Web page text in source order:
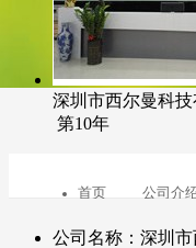
深圳市西尔曼科技
第10年
首页 公司介
公司名称：深圳